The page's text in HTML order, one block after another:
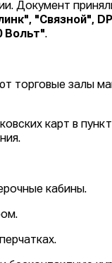
Документ
"Связной",
Вольт".
торговые залы
карт в
кабины.